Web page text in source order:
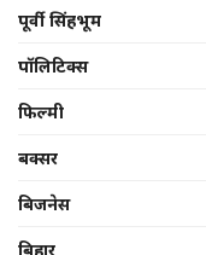
पूर्वी सिंहभूम
पॉलिटिक्स
फिल्मी
बक्सर
बिजनेस
बिहार